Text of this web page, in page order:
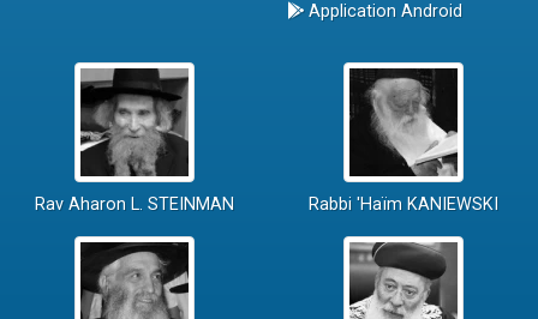
Application Android
Rav Aharon L. STEINMAN Rabbi 'Haïm KANIEWSKI